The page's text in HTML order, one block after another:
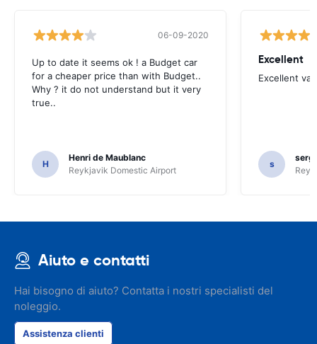
06-09-2020
Up to date it seems ok ! a Budget car
for a cheaper price than with Budget..
Why ? it do not understand but it very
true..
H
Henri de Maublanc
Reykjavik Domestic Airport
Excellent
Excellent
s
Aiuto e contatti
Hai bisogno di aiuto? Contatta i nostri specialisti del
noleggio.
Assistenza clienti